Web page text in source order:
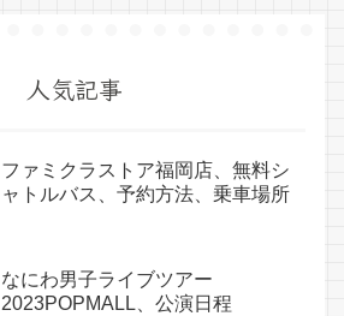
人気記事
ファミクラストア福岡店、無料シ
ャトルバス、予約方法、乗車場所
なにわ男子ライブツアー
2023POPMALL、公演日程